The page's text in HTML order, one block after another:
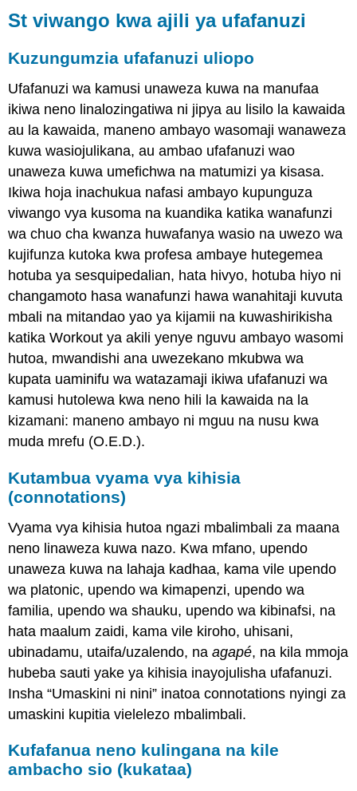
St viwango kwa ajili ya ufafanuzi
Kuzungumzia ufafanuzi uliopo
Ufafanuzi wa kamusi unaweza kuwa na manufaa
ikiwa neno linalozingatiwa ni jipya au lisilo la kawaida
au la kawaida, maneno ambayo wasomaji wanaweza
kuwa wasiojulikana, au ambao ufafanuzi wao
unaweza kuwa umefichwa na matumizi ya kisasa.
Ikiwa hoja inachukua nafasi ambayo kupunguza
viwango vya kusoma na kuandika katika wanafunzi
wa chuo cha kwanza huwafanya wasio na uwezo wa
kujifunza kutoka kwa profesa ambaye hutegemea
hotuba ya sesquipedalian, hata hivyo, hotuba hiyo ni
changamoto hasa wanafunzi hawa wanahitaji kuvuta
mbali na mitandao yao ya kijamii na kuwashirikisha
katika Workout ya akili yenye nguvu ambayo wasomi
hutoa, mwandishi ana uwezekano mkubwa wa
kupata uaminifu wa watazamaji ikiwa ufafanuzi wa
kamusi hutolewa kwa neno hili la kawaida na la
kizamani: maneno ambayo ni mguu na nusu kwa
muda mrefu (O.E.D.).
Kutambua vyama vya kihisia
(connotations)
Vyama vya kihisia hutoa ngazi mbalimbali za maana
neno linaweza kuwa nazo. Kwa mfano, upendo
unaweza kuwa na lahaja kadhaa, kama vile upendo
wa platonic, upendo wa kimapenzi, upendo wa
familia, upendo wa shauku, upendo wa kibinafsi, na
hata maalum zaidi, kama vile kiroho, uhisani,
ubinadamu, utaifa/uzalendo, naagapé, na kila mmoja
hubeba sauti yake ya kihisia inayojulisha ufafanuzi.
Insha “Umaskini ni nini” inatoa connotations nyingi za
umaskini kupitia vielelezo mbalimbali.
Kufafanua neno kulingana na kile
ambacho sio (kukataa)